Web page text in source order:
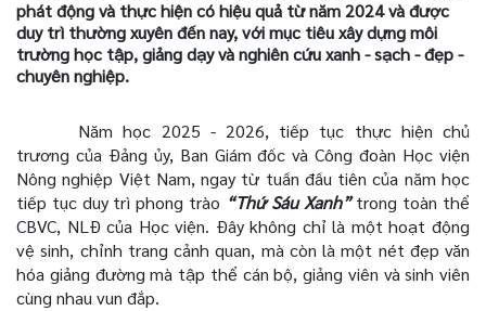
phát động và thực hiện có hiệu quả từ năm 2024 và được
duy trì thường xuyên đến nay, với mục tiêu xây dựng môi
trường học tập, giảng dạy và nghiên cứu xanh - sạch - đẹp -
chuyên nghiệp.
Năm học 2025 - 2026, tiếp tục thực hiện chủ
trương của Đảng ủy, Ban Giám đốc và Công đoàn Học viện
Nông nghiệp Việt Nam, ngay từ tuần đầu tiên của năm học
tiếp tục duy trì phong trào “Thứ Sáu Xanh”trong toàn thể
CBVC, NLĐ của Học viện. Đây không chỉ là một hoạt động
vệ sinh, chỉnh trang cảnh quan, mà còn là một nét đẹp văn
hóa giảng đường mà tập thể cán bộ, giảng viên và sinh viên
cùng nhau vun đắp.